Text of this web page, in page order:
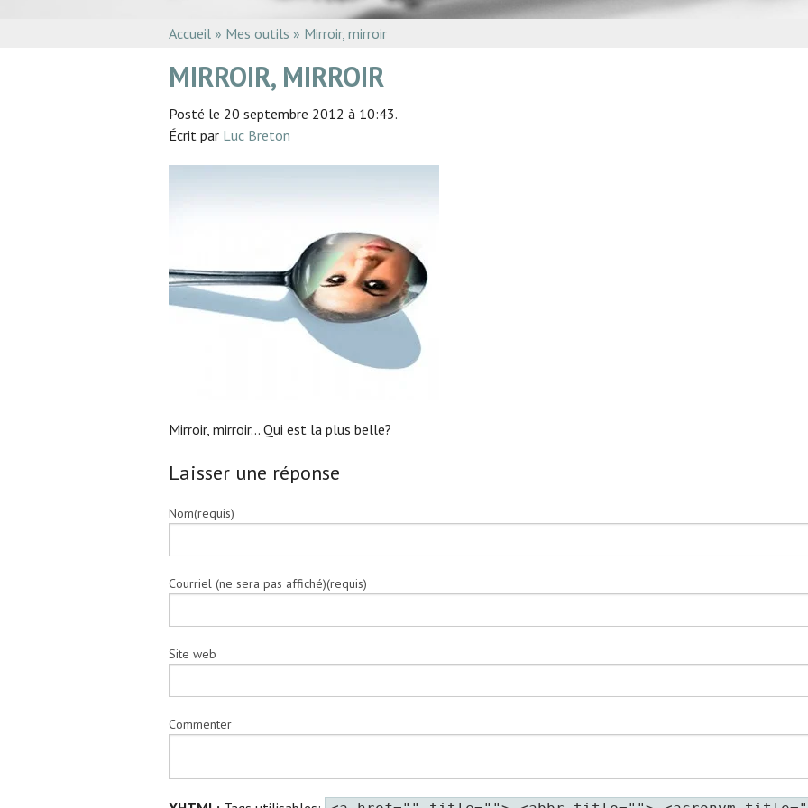
Accueil » Mes outils » Mirroir, mirroir
MIRROIR, MIRROIR
Posté le 20 septembre 2012 à 10:43.
Écrit par Luc Breton
Mirroir, mirroir… Qui est la plus belle?
Laisser une réponse
Nom(requis)
Courriel (ne sera pas affiché)(requis)
Site web
Commenter